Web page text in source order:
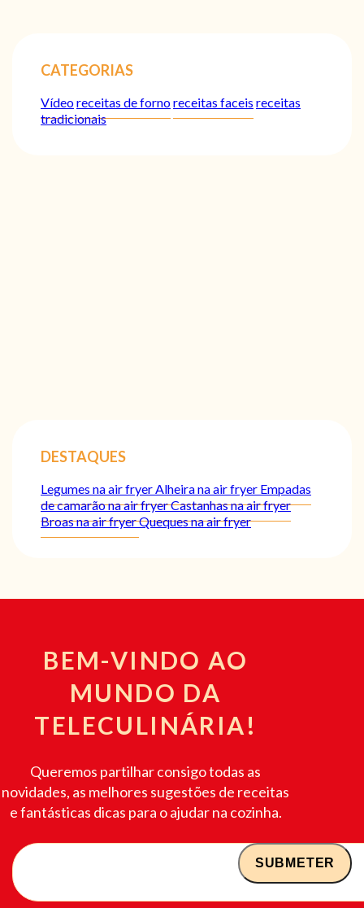
CATEGORIAS
Vídeoreceitas de fornoreceitas faceis receitas
tradicionais
DESTAQUES
Legumes na air fryerAlheira na air fryer Empadas
de camarão na air fryerCastanhas na air fryer
Broas na air fryerQueques na air fryer
BEM-VINDO AO
MUNDO DA
TELECULINÁRIA!
Queremos partilhar consigo todas as
novidades, as melhores sugestões de receitas
e fantásticas dicas para o ajudar na cozinha.